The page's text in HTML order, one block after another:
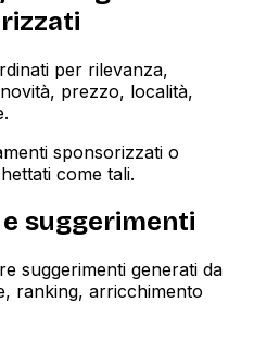
per rilevanza,
prezzo, località,
sponsorizzati o
come tali.
suggerimenti
suggerimenti generati da
ranking, arricchimento